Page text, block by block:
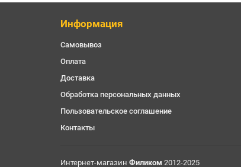
Информация
Самовывоз
Оплата
Доставка
Обработка персональных данных
Пользовательское соглашение
Контакты
Интернет-магазин Филиком 2012-2025